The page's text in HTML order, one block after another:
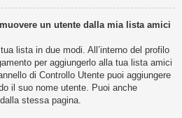
un utente dalla mia lista amici
lista in due modi. All’interno del profilo
per aggiungerlo alla tua lista amici
di Controllo Utente puoi aggiungere
il suo nome utente. Puoi anche
stessa pagina.